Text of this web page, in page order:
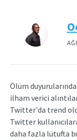
Ölüm
ilham verici
Twitter'da trend
Twitter
daha fazla lütufta